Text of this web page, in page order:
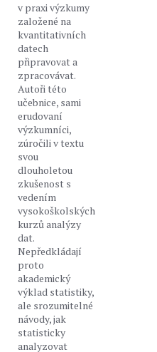
v praxi výzkumy
založené na
kvantitativních
datech
připravovat a
zpracovávat.
Autoři této
učebnice, sami
erudovaní
výzkumníci,
zúročili v textu
svou
dlouholetou
zkušenost s
vedením
vysokoškolských
kurzů analýzy
dat.
Nepředkládají
proto
akademický
výklad statistiky,
ale srozumitelné
návody, jak
statisticky
analyzovat